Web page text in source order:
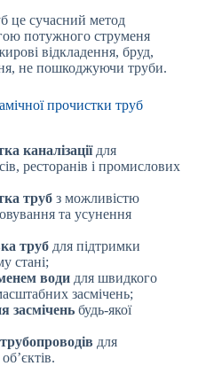
це сучасний метод
потужного струменя
відкладення, бруд,
не пошкоджуючи труби.
прочистки труб
каналізаціїдля
ресторанів і промислових
труб з можливістю
та усунення
труб для підтримки
стані;
води для швидкого
засмічень;
засмічень будь-якої
для